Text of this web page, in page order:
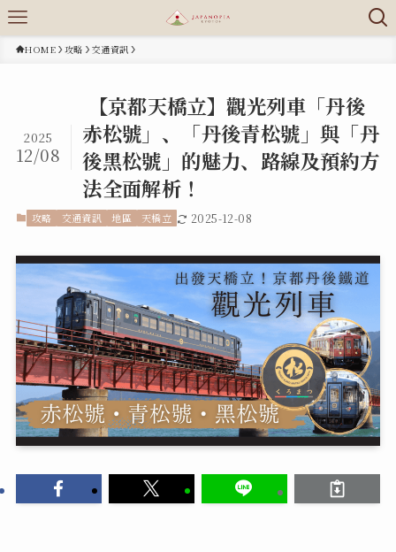
HOME 攻略 交通資訊
【京都天橋立】觀光列車「丹後
赤松號」、「丹後青松號」與「丹
後黑松號」的魅力、路線及預約方
法全面解析！
2025
12/08
攻略 交通資訊 地區 天橋立 2025-12-08